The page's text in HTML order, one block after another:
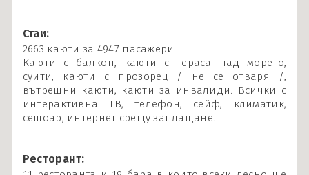
Стаи:
2663 каюти за 4947 пасажери
Каюти с балкон, каюти с тераса над морето,
суити, каюти с прозорец / не се отваря /,
вътрешни каюти, каюти за инвалиди. Всички с
интерактивна ТВ, телефон, сейф, климатик,
сешоар, интернет срещу заплащане.
Ресторант: